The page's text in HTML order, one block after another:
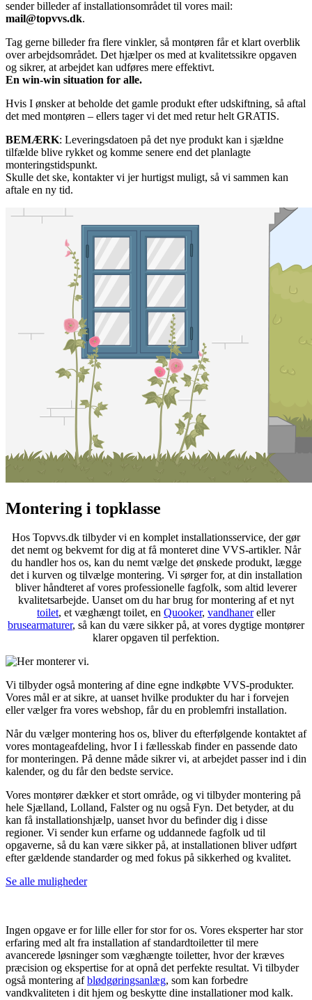
sender billeder af installationsområdet til vores mail:
mail@topvvs.dk.
Tag gerne billeder fra flere vinkler, så montøren får et klart overblik
over arbejdsområdet. Det hjælper os med at kvalitetssikre opgaven
og sikrer, at arbejdet kan udføres mere effektivt.
En win-win situation for alle.
Hvis I ønsker at beholde det gamle produkt efter udskiftning, så aftal
det med montøren – ellers tager vi det med retur helt GRATIS.
BEMÆRK: Leveringsdatoen på det nye produkt kan i sjældne
tilfælde blive rykket og komme senere end det planlagte
monteringstidspunkt.
Skulle det ske, kontakter vi jer hurtigst muligt, så vi sammen kan
aftale en ny tid.
Montering i topklasse
Hos Topvvs.dk tilbyder vi en komplet installationsservice, der gør
det nemt og bekvemt for dig at få monteret dine VVS-artikler. Når
du handler hos os, kan du nemt vælge det ønskede produkt, lægge
det i kurven og tilvælge montering. Vi sørger for, at din installation
bliver håndteret af vores professionelle fagfolk, som altid leverer
kvalitetsarbejde. Uanset om du har brug for montering af et nyt
toilet, et væghængt toilet, en Quooker, vandhanereller
brusearmaturer, så kan du være sikker på, at vores dygtige montører
klarer opgaven til perfektion.
Vi tilbyder også montering af dine egne indkøbte VVS-produkter.
Vores mål er at sikre, at uanset hvilke produkter du har i forvejen
eller vælger fra vores webshop, får du en problemfri installation.
Når du vælger montering hos os, bliver du efterfølgende kontaktet af
vores montageafdeling, hvor I i fællesskab finder en passende dato
for monteringen. På denne måde sikrer vi, at arbejdet passer ind i din
kalender, og du får den bedste service.
Vores montører dækker et stort område, og vi tilbyder montering på
hele Sjælland, Lolland, Falster og nu også Fyn. Det betyder, at du
kan få installationshjælp, uanset hvor du befinder dig i disse
regioner. Vi sender kun erfarne og uddannede fagfolk ud til
opgaverne, så du kan være sikker på, at installationen bliver udført
efter gældende standarder og med fokus på sikkerhed og kvalitet.
Se alle muligheder
Ingen opgave er for lille eller for stor for os. Vores eksperter har stor
erfaring med alt fra installation af standardtoiletter til mere
avancerede løsninger som væghængte toiletter, hvor der kræves
præcision og ekspertise for at opnå det perfekte resultat. Vi tilbyder
også montering afblødgøringsanlæg, som kan forbedre
vandkvaliteten i dit hjem og beskytte dine installationer mod kalk.